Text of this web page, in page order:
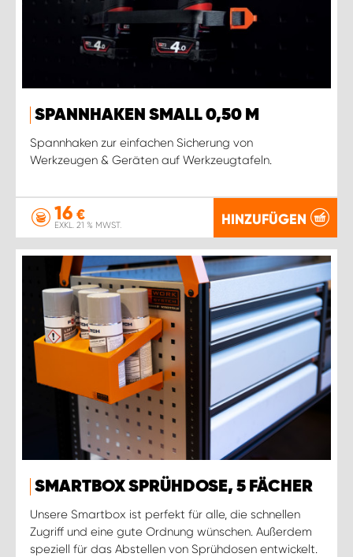
SPANNHAKEN SMALL 0,50 M
Spannhaken zur einfachen Sicherung von
Werkzeugen & Geräten auf Werkzeugtafeln.
16 €
EXKL. 21 % MWST. HINZUFÜGEN
SMARTBOX SPRÜHDOSE, 5 FÄCHER
Unsere Smartbox ist perfekt für alle, die schnellen
Zugriff und eine gute Ordnung wünschen. Außerdem
speziell für das Abstellen von Sprühdosen entwickelt.